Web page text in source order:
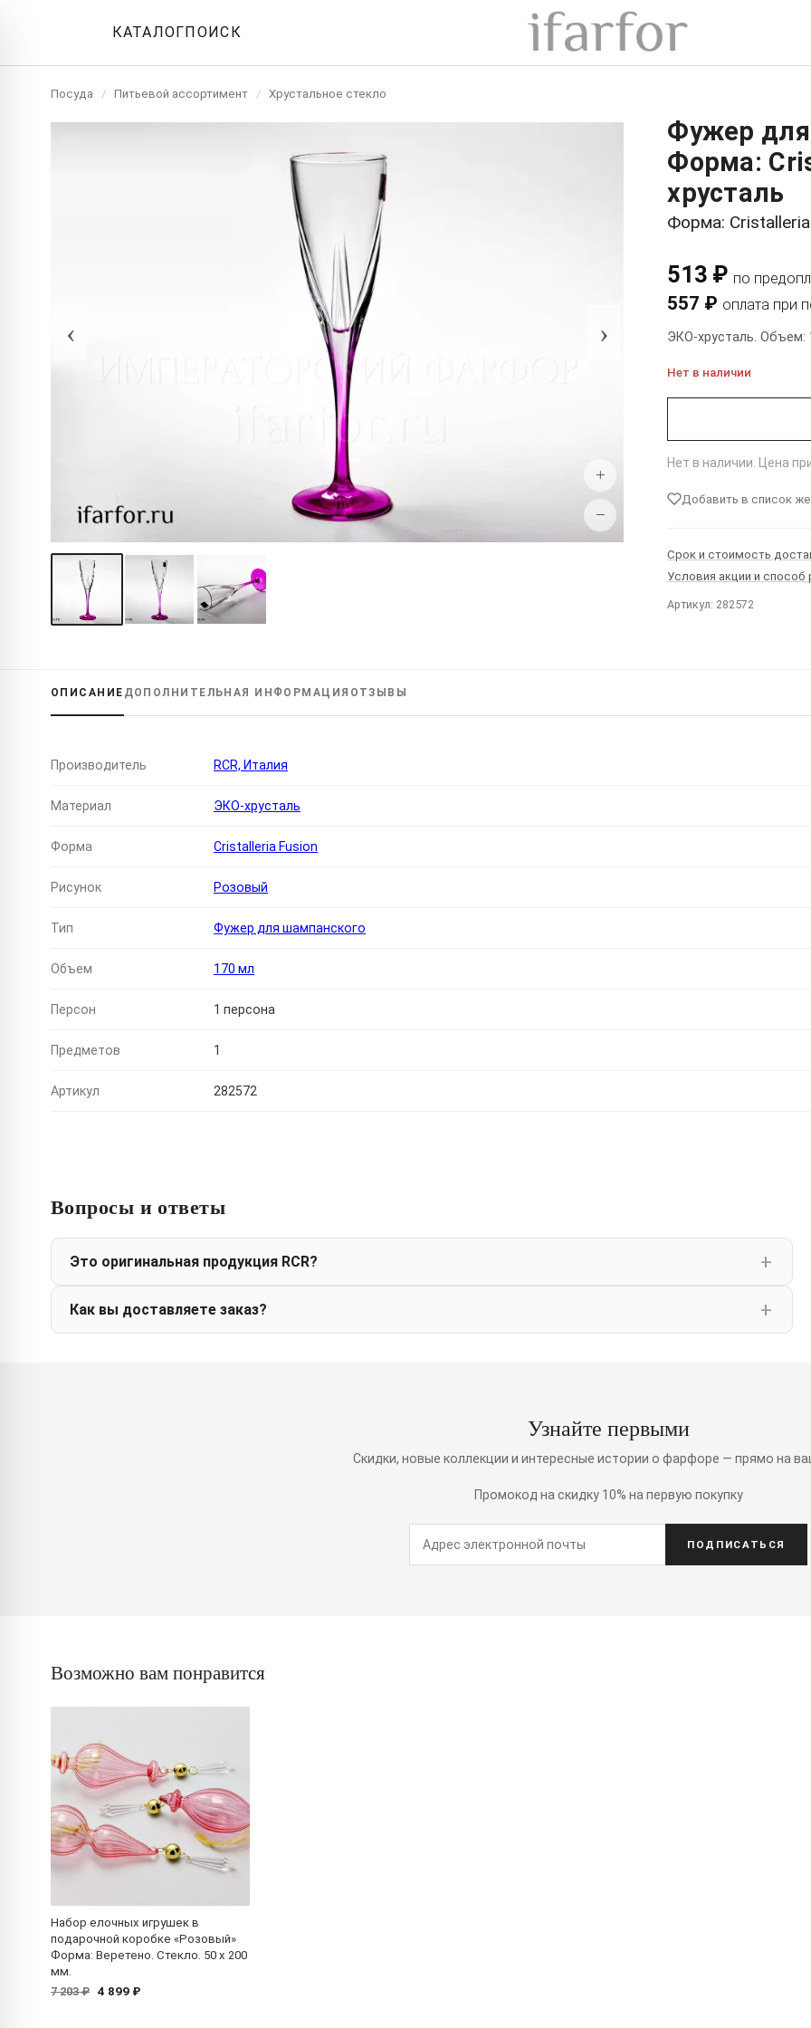
КАТАЛОГПОИСК
Посуда / Питьевой ассортимент / Хрустальное стекло
‹ ›
+
−
Фужер
Форма:
хрусталь
Форма:
513 ₽ по
557 ₽ оплата при
ЭКО-хрусталь. Объем:
Нет в наличии
Нет в наличии. Цена
Добавить в список
Срок и стоимость
Условия акции и способ
Артикул: 282572
ОПИСАНИЕ ДОПОЛНИТЕЛЬНАЯ ИНФОРМАЦИЯ ОТЗЫВЫ
Производитель RCR, Италия
Материал ЭКО-хрусталь
Форма Cristalleria Fusion
Рисунок Розовый
Тип Фужер для шампанского
Объем 170 мл
Персон 1 персона
Предметов 1
Артикул 282572
Вопросы и ответы
Это оригинальная продукция RCR?
Как вы доставляете заказ?
Узнайте первыми
Скидки, новые коллекции и интересные истории о фарфоре — прямо на
Промокод на скидку 10% на первую покупку
ПОДПИСАТЬСЯ
Возможно вам понравится
Набор елочных игрушек в
подарочной коробке «Розовый»
Форма: Веретено. Стекло. 50 x 200
мм.
7 203 ₽ 4 899 ₽